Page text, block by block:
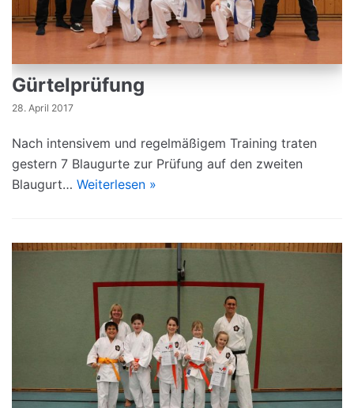
Gürtelprüfung
28. April 2017
Nach intensivem und regelmäßigem Training traten
gestern 7 Blaugurte zur Prüfung auf den zweiten
Blaugurt… Weiterlesen »